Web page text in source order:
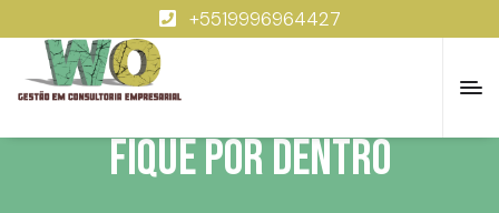
+5519996964427
Fique por dentro